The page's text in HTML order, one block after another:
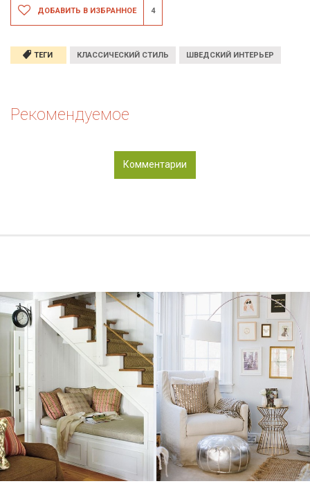
ДОБАВИТЬ В ИЗБРАННОЕ 4
ТЕГИ КЛАССИЧЕСКИЙ СТИЛЬ ШВЕДСКИЙ ИНТЕРЬЕР
Рекомендуемое
Комментарии